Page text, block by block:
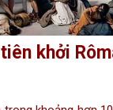
khởi